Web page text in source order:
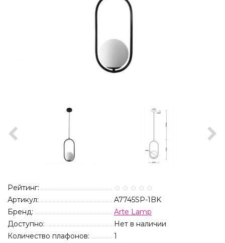
Рейтинг:
Артикул:
A7745SP-1BK
Бренд:
Arte Lamp
Доступно:
Нет в наличии
Количество плафонов:
1